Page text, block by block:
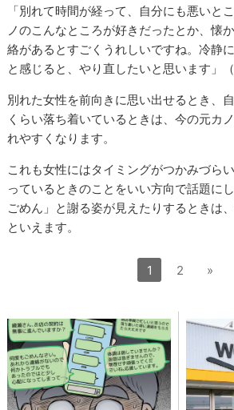
「別れて時間が経って、自分にも悪いと
ノのこんなところが好きだったとか、懐
絡があるとすごくうれしいですね。冷静
と感じると、やり直したいと思います」
別れた女性を前向きに思い出せるとき、
くらい落ち着いているときは、今の元カ
れやすくなります。
これも女性にはタイミングがつかみづら
っているときのことをいい方向で話題に
ごめん」と謝る姿が見えたりするときは
といえます。
1 2 »